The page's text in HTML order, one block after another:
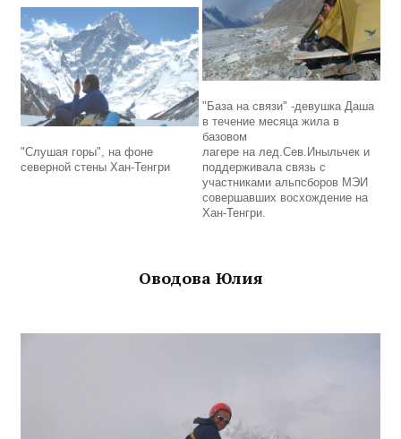
"Слушая горы", на фоне
северной стены Хан-Тенгри
"База на связи" -девушка Даша
в течение месяца жила в
базовом
лагере на лед.Сев.Иныльчек и
поддерживала связь с
участниками альпсборов МЭИ
совершавших восхождение на
Хан-Тенгри.
Оводова Юлия